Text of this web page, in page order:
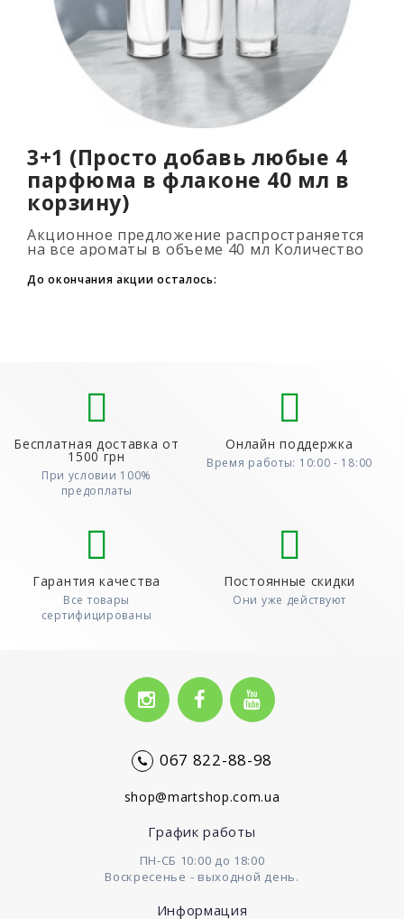
3+1 (Просто добавь любые 4
парфюма в флаконе 40 мл в
корзину)
Акционное предложение распространяется
на все ароматы в объеме 40 мл Количество
подарочных духов не ограниченно (3+1, 6+2,
9+3) Для того, что бы воспользовать..
До окончания акции осталось:
Бесплатная доставка от
1500 грн
При условии 100%
предоплаты
Онлайн поддержка
Время работы: 10:00 - 18:00
Гарантия качества
Все товары
сертифицированы
Постоянные скидки
Они уже действуют
067 822-88-98
shop@martshop.com.ua
График работы
ПН-СБ 10:00 до 18:00
Воскресенье - выходной день.
Информация